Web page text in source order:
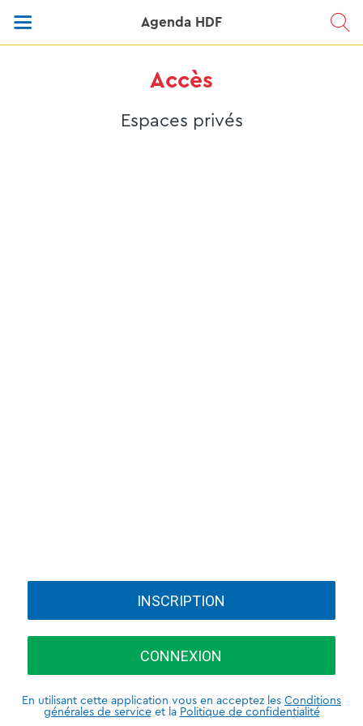
Agenda HDF
Accès
Espaces privés
INSCRIPTION
CONNEXION
En utilisant cette application vous en acceptez les Conditions
générales de serviceet la Politique de confidentialité